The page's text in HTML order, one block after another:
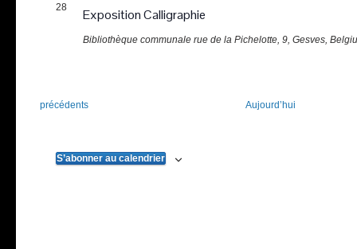
28
Exposition Calligraphie
Bibliothèque communale rue de la Pichelotte, 9, Gesves,
Évènements
précédents Aujourd’hui
S’abonner au calendrier